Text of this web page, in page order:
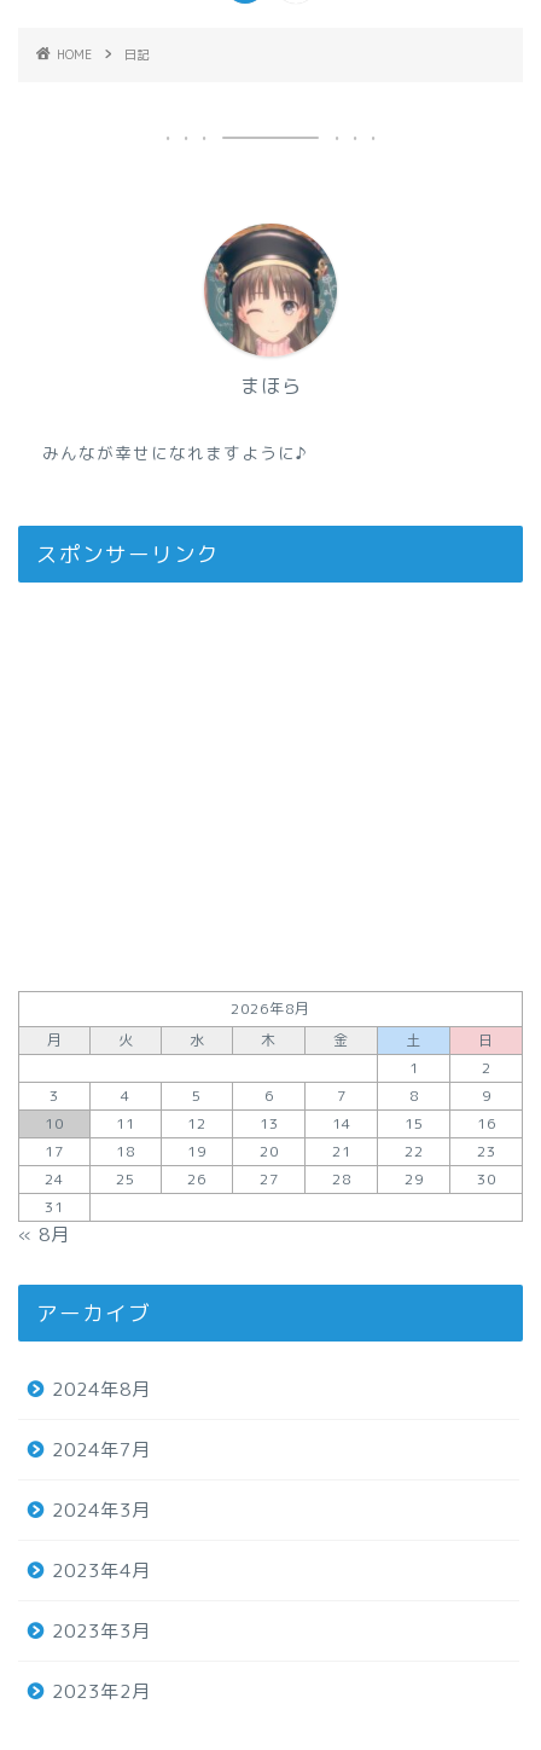
HOME 日記
まほら
みんなが幸せになれますように♪
スポンサーリンク
2026年8月
月
火 水 木 金 土
日
1
2
3
4 5 6 7 8
9
10
11 12 13 14 15
16
17
18 19 20 21 22
23
24
25 26 27 28 29
30
31
« 8月
アーカイブ
2024年8月
2024年7月
2024年3月
2023年4月
2023年3月
2023年2月